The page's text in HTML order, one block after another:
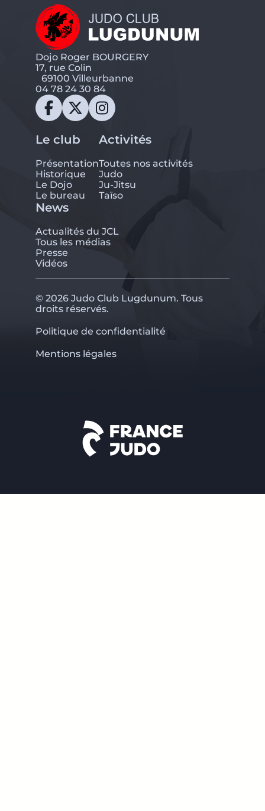
Dojo Roger BOURGERY
17, rue Colin
69100 Villeurbanne
04 78 24 30 84
Le club
Présentation
Historique
Le Dojo
Le bureau
Activités
Toutes nos activités
Judo
Ju-Jitsu
Taïso
News
Actualités du JCL
Tous les médias
Presse
Vidéos
© 2026 Judo Club Lugdunum. Tous
droits réservés.
Politique de confidentialité
Mentions légales